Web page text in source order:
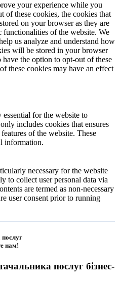
your experience while you
of these cookies, the cookies that
on your browser as they are
of the website. We
us analyze and understand how
will be stored in your browser
the option to opt-out of these
these cookies may have an effect
essential for the website to
includes cookies that ensures
of the website. These
information.
necessary for the website
to collect user personal data via
are termed as non-necessary
user consent prior to running
послуг
нам!
послуг бізнес-